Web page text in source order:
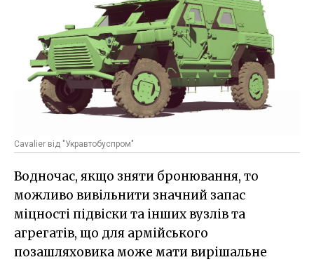
Cavalier від "Укравтобуспром"
Водночас, якщо зняти бронювання, то
можливо вивільнити значний запас
міцності підвіски та інших вузлів та
агрегатів, що для армійського
позашляховика може мати вирішальне